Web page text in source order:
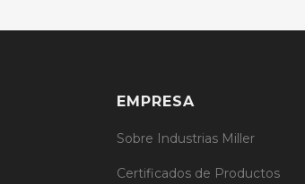
EMPRESA
Sobre Industrias Miller
Certificados de Productos